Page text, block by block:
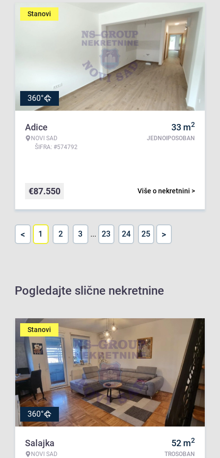
Stanovi
360°
Adice
NOVI SAD
ŠIFRA: #574792
33 m2
JEDNOIPOSOBAN
Više o nekretnini >
€87.550
< 1 2 3 ... 23 24 25 >
Pogledajte slične nekretnine
Stanovi
360°
Salajka
NOVI SAD
52 m2
TROSOBAN